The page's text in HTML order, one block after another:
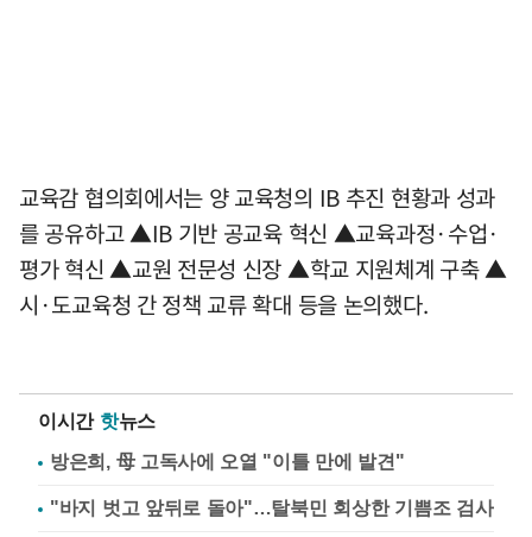
교육감 협의회에서는 양 교육청의 IB 추진 현황과 성과
를 공유하고 ▲IB 기반 공교육 혁신 ▲교육과정·수업·
평가 혁신 ▲교원 전문성 신장 ▲학교 지원체계 구축 ▲
시·도교육청 간 정책 교류 확대 등을 논의했다.
이시간 핫뉴스
방은희, 母 고독사에 오열 "이틀 만에 발견"
"바지 벗고 앞뒤로 돌아"…탈북민 회상한 기쁨조 검사